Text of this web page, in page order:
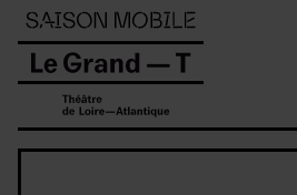
Panneau de gestion des cookies